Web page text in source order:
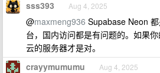
sss393 Aug 4, 2025
@maxmeng936 Supabase Neon
台，国内访问都是有问题的。如果
云的服务器才是对。
crayymumumu Aug 4, 2025